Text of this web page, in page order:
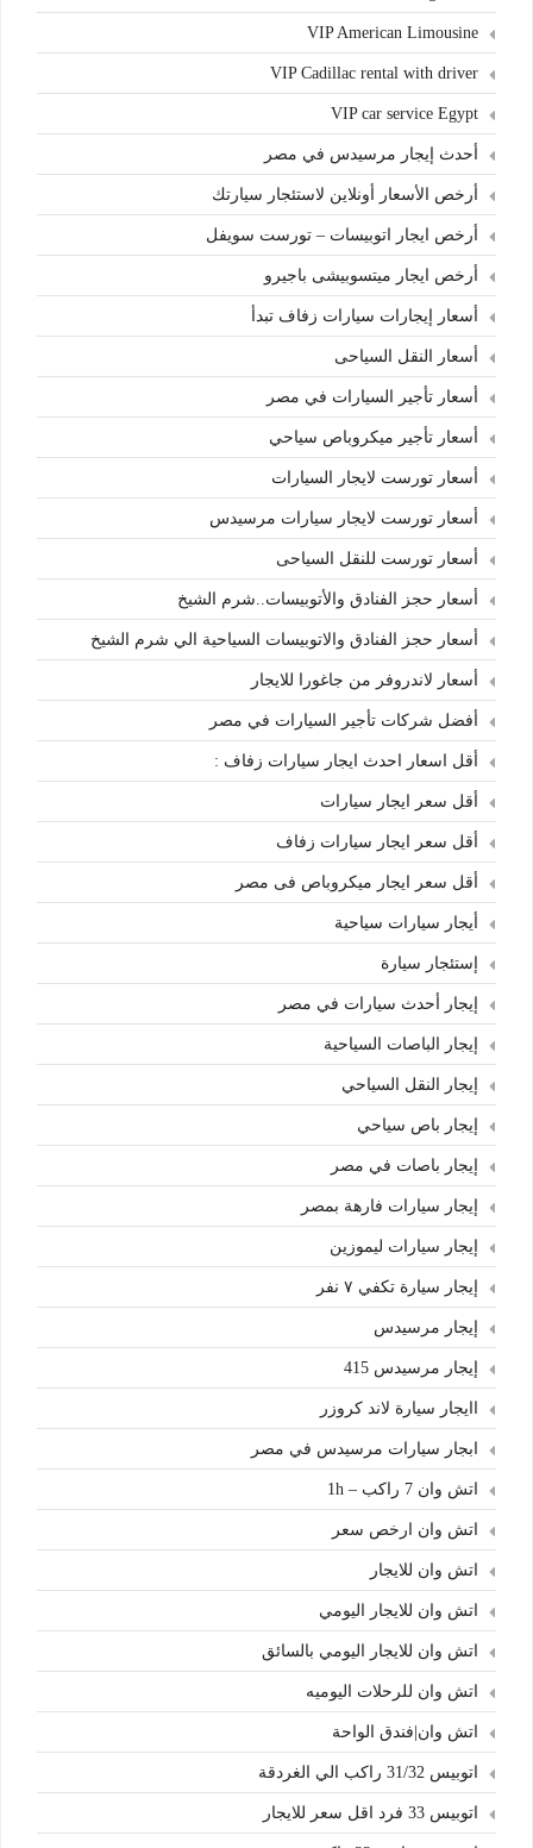
VIP American Limousine
VIP Cadillac rental with driver
VIP car service Egypt
أحدث إيجار مرسيدس في مصر
أرخص الأسعار أونلاين لاستئجار سيارتك
أرخص ايجار اتوبيسات – تورست سويفل
أرخص ايجار ميتسوبيشى باجيرو
أسعار إيجارات سيارات زفاف تبدأ
أسعار النقل السياحى
أسعار تأجير السيارات في مصر
أسعار تأجير ميكروباص سياحي
أسعار تورست لايجار السيارات
أسعار تورست لايجار سيارات مرسيدس
أسعار تورست للنقل السياحى
أسعار حجز الفنادق والأتوبيسات..شرم الشيخ
أسعار حجز الفنادق والاتوبيسات السياحية الي شرم الشيخ
أسعار لاندروفر من جاغورا للايجار
أفضل شركات تأجير السيارات في مصر
أقل اسعار احدث ايجار سيارات زفاف :
أقل سعر ايجار سيارات
أقل سعر ايجار سيارات زفاف
أقل سعر ايجار ميكروباص فى مصر
أيجار سيارات سياحية
إستئجار سيارة
إيجار أحدث سيارات في مصر
إيجار الباصات السياحية
إيجار النقل السياحي
إيجار باص سياحي
إيجار باصات في مصر
إيجار سيارات فارهة بمصر
إيجار سيارات ليموزين
إيجار سيارة تكفي ٧ نفر
إيجار مرسيدس
إيجار مرسيدس 415
اايجار سيارة لاند كروزر
ابجار سيارات مرسيدس في مصر
اتش وان 7 راكب – 1h
اتش وان ارخص سعر
اتش وان للايجار
اتش وان للايجار اليومي
اتش وان للايجار اليومي بالسائق
اتش وان للرحلات اليوميه
اتش وان|فندق الواحة
اتوبيس 31/32 راكب الي الغردقة
اتوبيس 33 فرد اقل سعر للايجار